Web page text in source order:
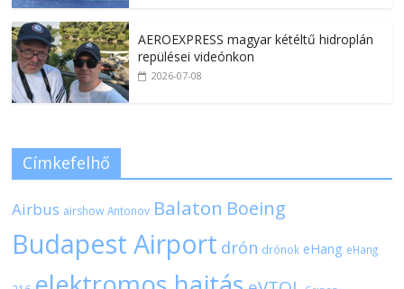
AEROEXPRESS magyar kétéltű hidroplán
repülései videónkon
2026-07-08
Címkefelhő
Airbus airshow Antonov Balaton Boeing
Budapest Airport drón drónok eHang eHang